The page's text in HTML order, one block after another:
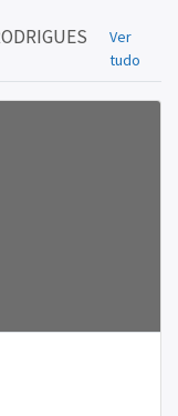
Ver
tudo